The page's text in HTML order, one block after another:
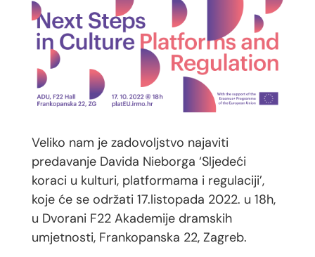
Veliko nam je zadovoljstvo najaviti
predavanje Davida Nieborga ‘Sljedeći
koraci u kulturi, platformama i regulaciji’,
koje će se održati 17.listopada 2022. u 18h,
u Dvorani F22 Akademije dramskih
umjetnosti, Frankopanska 22, Zagreb.